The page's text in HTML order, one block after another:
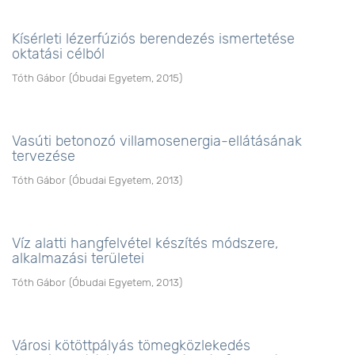
Kísérleti lézerfúziós berendezés ismertetése
oktatási célból
Tóth Gábor (Óbudai Egyetem 2015)
Vasúti betonozó villamosenergia-ellátásának
tervezése
Tóth Gábor (Óbudai Egyetem 2013)
Víz alatti hangfelvétel készítés módszere,
alkalmazási területei
Tóth Gábor (Óbudai Egyetem 2013)
Városi kötöttpályás tömegközlekedés